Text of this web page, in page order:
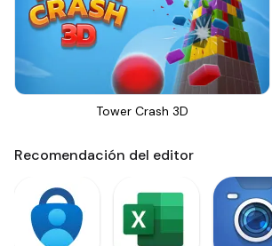
Tower Crash 3D
Recomendación del editor